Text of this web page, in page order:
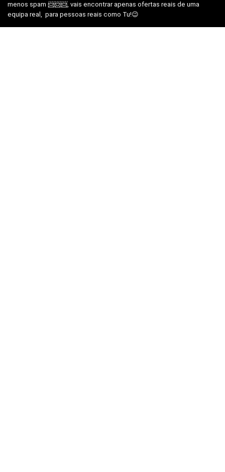
menos spam 📨📨📨, vais encontrar apenas ofertas reais de uma
equipa real, para pessoas reais como Tu!😉